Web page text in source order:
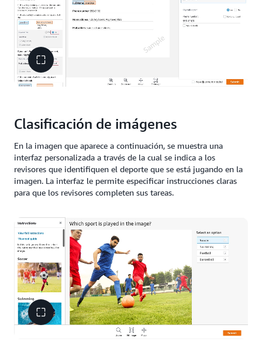
Clasificación de imágenes
En la imagen que aparece a continuación, se muestra una
interfaz personalizada a través de la cual se indica a los
revisores que identifiquen el deporte que se está jugando en la
imagen. La interfaz le permite especificar instrucciones claras
para que los revisores completen sus tareas.